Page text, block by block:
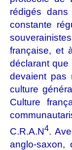
rédigés
constante
française, et
déclarant que
devaient pas
culture
Culture
C.R.A.N4.
anglo-saxon,